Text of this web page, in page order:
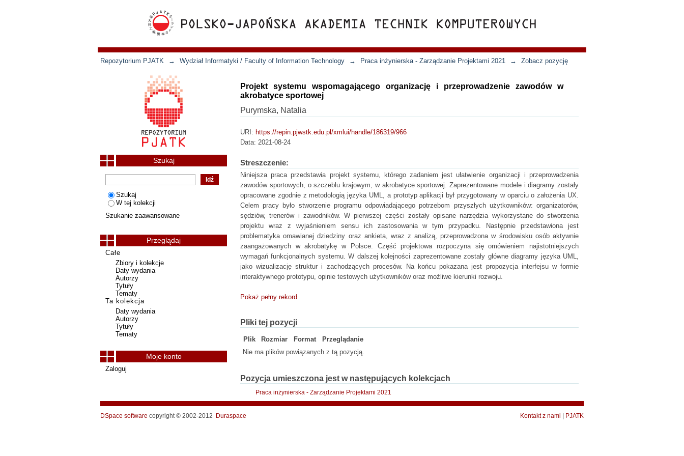
Repozytorium PJATK → Wydział Informatyki / Faculty of Information Technology → Praca inżynierska - Zarządzanie Projektami 2021 → Zobacz pozycję
Projekt systemu wspomagającego organizację i przeprowadzenie zawodów w
akrobatyce sportowej
Purymska, Natalia
URI: https://repin.pjwstk.edu.pl/xmlui/handle/186319/966
Data: 2021-08-24
Streszczenie:
Niniejsza praca przedstawia projekt systemu, którego zadaniem jest ułatwienie organizacji i przeprowadzenia
zawodów sportowych, o szczeblu krajowym, w akrobatyce sportowej. Zaprezentowane modele i diagramy zostały
opracowane zgodnie z metodologią języka UML, a prototyp aplikacji był przygotowany w oparciu o założenia UX.
Celem pracy było stworzenie programu odpowiadającego potrzebom przyszłych użytkowników: organizatorów,
sędziów, trenerów i zawodników. W pierwszej części zostały opisane narzędzia wykorzystane do stworzenia
projektu wraz z wyjaśnieniem sensu ich zastosowania w tym przypadku. Następnie przedstawiona jest
problematyka omawianej dziedziny oraz ankieta, wraz z analizą, przeprowadzona w środowisku osób aktywnie
zaangażowanych w akrobatykę w Polsce. Część projektowa rozpoczyna się omówieniem najistotniejszych
wymagań funkcjonalnych systemu. W dalszej kolejności zaprezentowane zostały główne diagramy języka UML,
jako wizualizację struktur i zachodzących procesów. Na końcu pokazana jest propozycja interfejsu w formie
interaktywnego prototypu, opinie testowych użytkowników oraz możliwe kierunki rozwoju.
Pokaż pełny rekord
Pliki tej pozycji
Plik Rozmiar Format
Przeglądanie
Nie ma plików powiązanych z tą pozycją.
Pozycja umieszczona jest w następujących kolekcjach
Praca inżynierska - Zarządzanie Projektami 2021
Szukaj
Szukaj
W tej kolekcji
Szukanie zaawansowane
Przeglądaj
Całe
Zbiory i kolekcje
Daty wydania
Autorzy
Tytuły
Tematy
Ta kolekcja
Daty wydania
Autorzy
Tytuły
Tematy
Moje konto
Zaloguj
DSpace software copyright © 2002-2012 Duraspace Kontakt z nami PJATK